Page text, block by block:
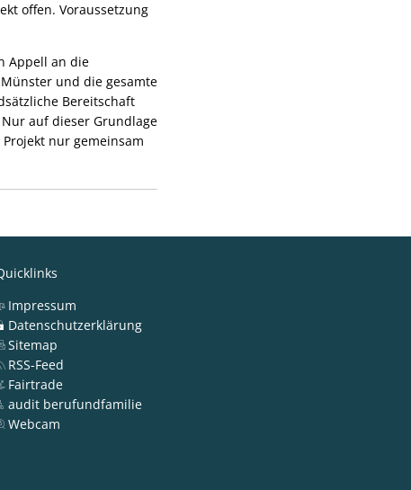
offen. Voraussetzung
Appell an die
und die gesamte
Bereitschaft
auf dieser Grundlage
nur gemeinsam
Impressum
Datenschutzerklärung
Sitemap
RSS-Feed
Fairtrade
audit berufundfamilie
Webcam